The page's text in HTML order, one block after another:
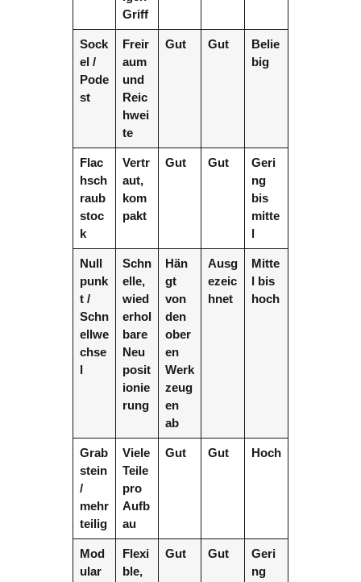
Griff
Sock
el /
Pode
st
Freir
aum
und
Reic
hwei
te
Gut Gut
Belie
big
Flac
hsch
raub
stoc
k
Vertr
aut,
kom
pakt
Gut Gut
Geri
ng
bis
mitte
l
Null
punk
t /
Schn
ellwe
chse
l
Schn
elle,
wied
erhol
bare
Neu
posit
ionie
rung
Hän
gt
von
den
ober
en
Werk
zeug
en
ab
Ausg
ezeic
hnet
Mitte
l bis
hoch
Grab
stein
/
mehr
teilig
Viele
Teile
pro
Aufb
au
Gut Gut Hoch
Mod
ular
Flexi
ble,
Gut Gut
Geri
ng